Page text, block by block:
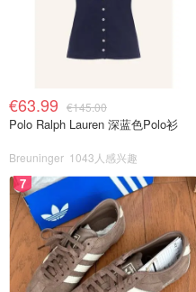
€63.99 €145.00
Polo Ralph Lauren 深蓝色Polo衫
Breuninger 1043人感兴趣
7